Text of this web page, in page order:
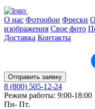
О нас Фотообои Фрески
изображения Свое фото
Доставка Контакты
Отправить заявку
8 (800) 505-12-24
Режим работы: 9:00-18:00
Пн- Пт.